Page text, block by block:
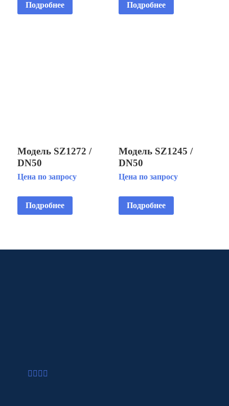
Подробнее Подробнее
Модель SZ1272 /
DN50
Многоструйная
Цена по запросу
Подробнее
Модель SZ1245 /
DN50
Многоструйная
Цена по запросу
Подробнее